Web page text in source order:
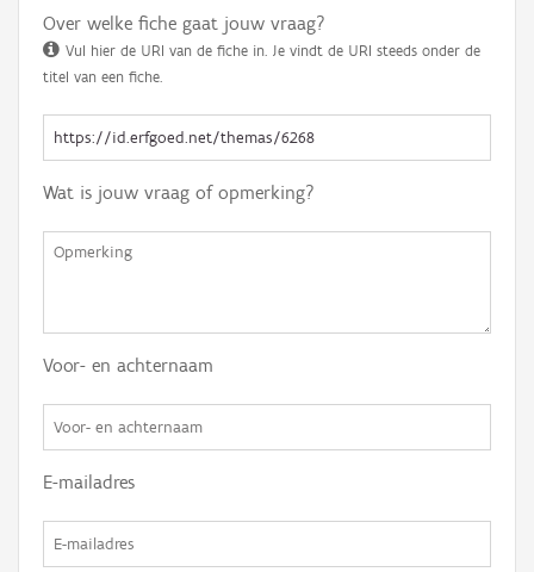
Over welke fiche gaat jouw vraag?
Vul hier de URI van de fiche in. Je vindt de URI steeds onder de
titel van een fiche.
Wat is jouw vraag of opmerking?
Voor- en achternaam
E-mailadres